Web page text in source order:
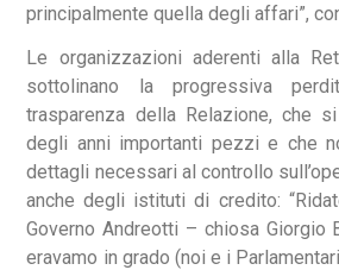
principalmente quella degli affari”,
Le organizzazioni aderenti alla
sottolinano la progressiva
trasparenza della Relazione, che
degli anni importanti pezzi e che
dettagli necessari al controllo
anche degli istituti di credito:
Governo Andreotti – chiosa Giorgio
eravamo in grado (noi e i